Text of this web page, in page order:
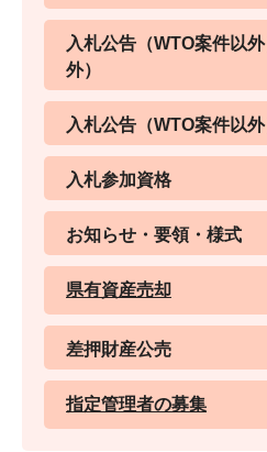
入札公告（WTO案件以
外）
入札公告（WTO案件以外
入札参加資格
お知らせ・要領・様式
県有資産売却
差押財産公売
指定管理者の募集